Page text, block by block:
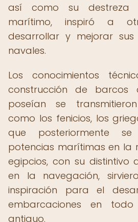
así como su destreza
marítimo, inspiró a
desarrollar y mejorar
navales.
Los conocimientos
construcción de barcos
poseían se
como los fenicios, los
que posteriormente
potencias marítimas en la
egipcios, con su distintivo
en la navegación,
inspiración para el
embarcaciones en todo
antiguo.